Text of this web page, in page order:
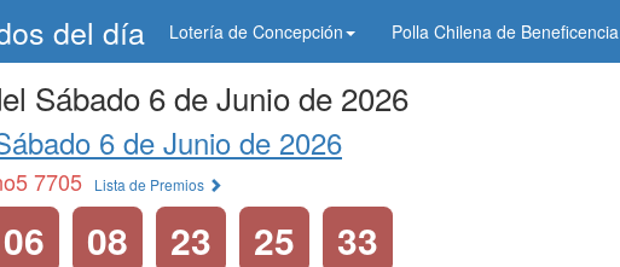
del día Lotería de Concepción Polla Chilena de Beneficencia
Sábado 6 de Junio de 2026
6 de Junio de 2026
7705 Lista de Premios
06 08 23 25
33